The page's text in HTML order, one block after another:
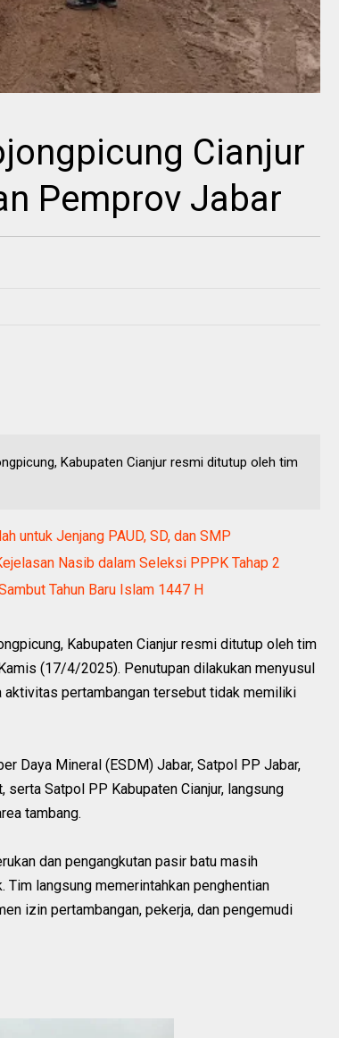
Cianjur
Pemprov Jabar
Kabupaten Cianjur resmi ditutup oleh tim
untuk Jenjang PAUD, SD, dan SMP
Nasib dalam Seleksi PPPK Tahap 2
Tahun Baru Islam 1447 H
Kabupaten Cianjur resmi ditutup oleh tim
(17/4/2025). Penutupan dilakukan menyusul
pertambangan tersebut tidak memiliki
Daya Mineral (ESDM) Jabar, Satpol PP Jabar,
serta Satpol PP Kabupaten Cianjur, langsung
tambang.
dan pengangkutan pasir batu masih
Tim langsung memerintahkan penghentian
izin pertambangan, pekerja, dan pengemudi